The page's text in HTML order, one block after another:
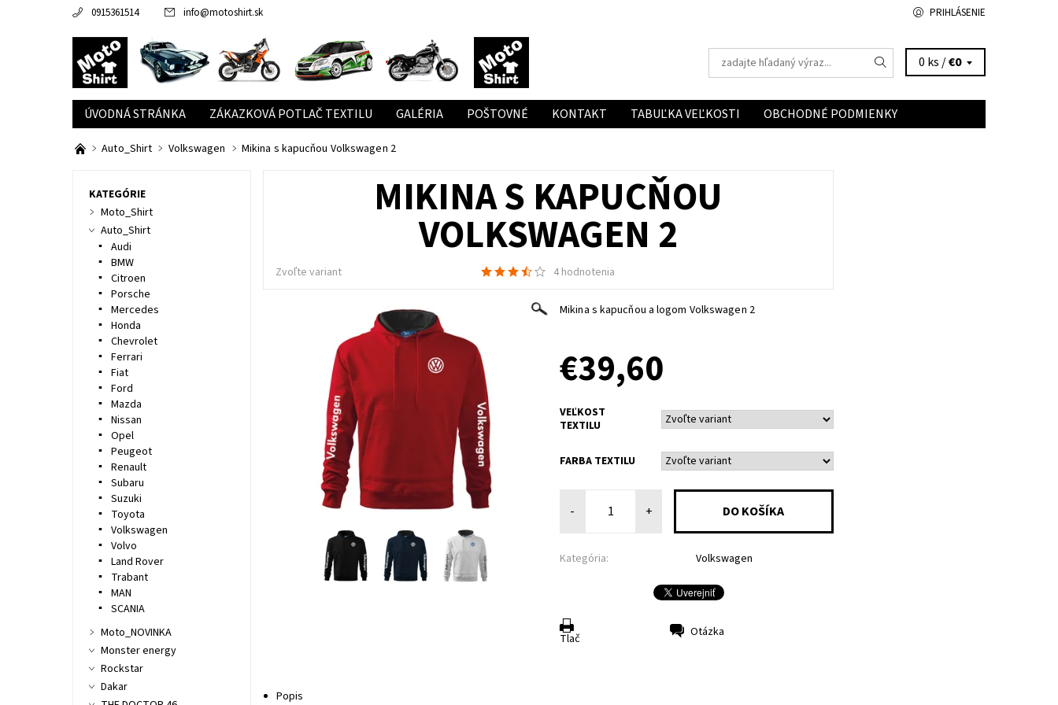
0915361514 info@motoshirt.sk PRIHLÁSENIE
0 ks /€0
ÚVODNÁ STRÁNKA ZÁKAZKOVÁ POTLAČ TEXTILU GALÉRIA POŠTOVNÉ KONTAKT TABUĽKA VEĽKOSTI OBCHODNÉ PODMIENKY
Auto_Shirt Volkswagen Mikina s kapucňou Volkswagen 2
MIKINA S KAPUCŇOU
VOLKSWAGEN 2
Zvoľte variant 4 hodnotenia
Mikina s kapucňou a logom Volkswagen 2
€39,60
VEĽKOST
TEXTILU
FARBA TEXTILU
- +
Kategória: Volkswagen
Tlač Otázka
Popis
KATEGÓRIE
Moto_Shirt
Auto_Shirt
Audi
BMW
Citroen
Porsche
Mercedes
Honda
Chevrolet
Ferrari
Fiat
Ford
Mazda
Nissan
Opel
Peugeot
Renault
Subaru
Suzuki
Toyota
Volkswagen
Volvo
Land Rover
Trabant
MAN
SCANIA
Moto_NOVINKA
Monster energy
Rockstar
Dakar